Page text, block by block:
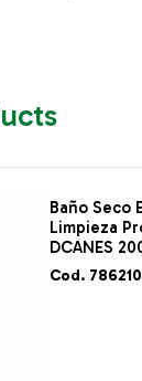
Baño Seco
Limpieza
DCANES
Cod.